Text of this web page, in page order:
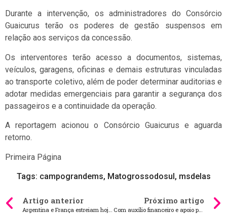
Durante a intervenção, os administradores do Consórcio
Guaicurus terão os poderes de gestão suspensos em
relação aos serviços da concessão.
Os interventores terão acesso a documentos, sistemas,
veículos, garagens, oficinas e demais estruturas vinculadas
ao transporte coletivo, além de poder determinar auditorias e
adotar medidas emergenciais para garantir a segurança dos
passageiros e a continuidade da operação.
A reportagem acionou o Consórcio Guaicurus e aguarda
retorno.
Primeira Página
Tags: campograndems, Matogrossodosul, msdelas
Artigo anterior Próximo artigo
Com auxílio financeiro e apoio psicológico, Governo do Estado ampara órfãos de feminicídio em MS